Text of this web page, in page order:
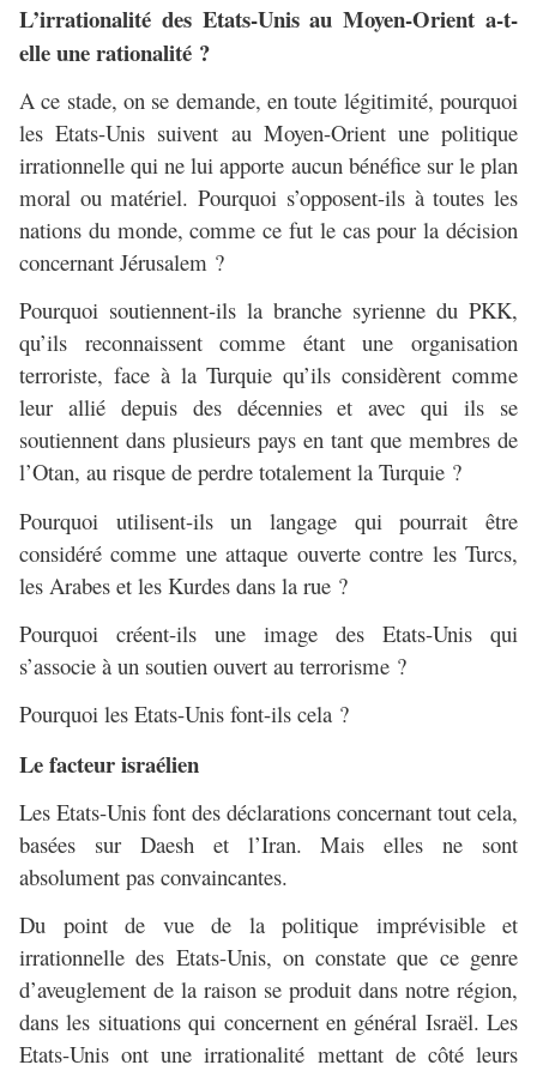
L’irrationalité des Etats-Unis au Moyen-Orient a-t-
elle une rationalité ?
A ce stade, on se demande, en toute légitimité, pourquoi
les Etats-Unis suivent au Moyen-Orient une politique
irrationnelle qui ne lui apporte aucun bénéfice sur le plan
moral ou matériel. Pourquoi s’opposent-ils à toutes les
nations du monde, comme ce fut le cas pour la décision
concernant Jérusalem ?
Pourquoi soutiennent-ils la branche syrienne du PKK,
qu’ils reconnaissent comme étant une organisation
terroriste, face à la Turquie qu’ils considèrent comme
leur allié depuis des décennies et avec qui ils se
soutiennent dans plusieurs pays en tant que membres de
l’Otan, au risque de perdre totalement la Turquie ?
Pourquoi utilisent-ils un langage qui pourrait être
considéré comme une attaque ouverte contre les Turcs,
les Arabes et les Kurdes dans la rue ?
Pourquoi créent-ils une image des Etats-Unis qui
s’associe à un soutien ouvert au terrorisme ?
Pourquoi les Etats-Unis font-ils cela ?
Le facteur israélien
Les Etats-Unis font des déclarations concernant tout cela,
basées sur Daesh et l’Iran. Mais elles ne sont
absolument pas convaincantes.
Du point de vue de la politique imprévisible et
irrationnelle des Etats-Unis, on constate que ce genre
d’aveuglement de la raison se produit dans notre région,
dans les situations qui concernent en général Israël. Les
Etats-Unis ont une irrationalité mettant de côté leurs